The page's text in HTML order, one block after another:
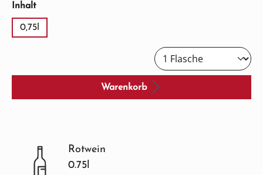
Inhaltauswählen
0,75l
Warenkorb
Rotwein
0.75l